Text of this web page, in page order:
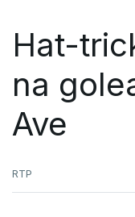
Hat-
na
Ave
RTP